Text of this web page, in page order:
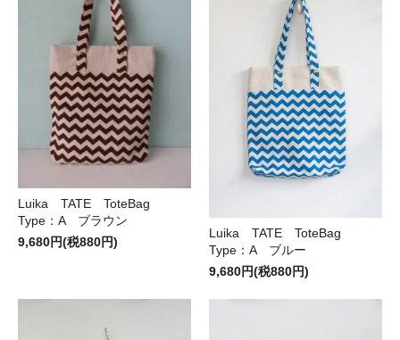
Luika TATE ToteBag
Type：A ブラウン
9,680円(税880円)
Luika TATE ToteBag
Type：A ブルー
9,680円(税880円)